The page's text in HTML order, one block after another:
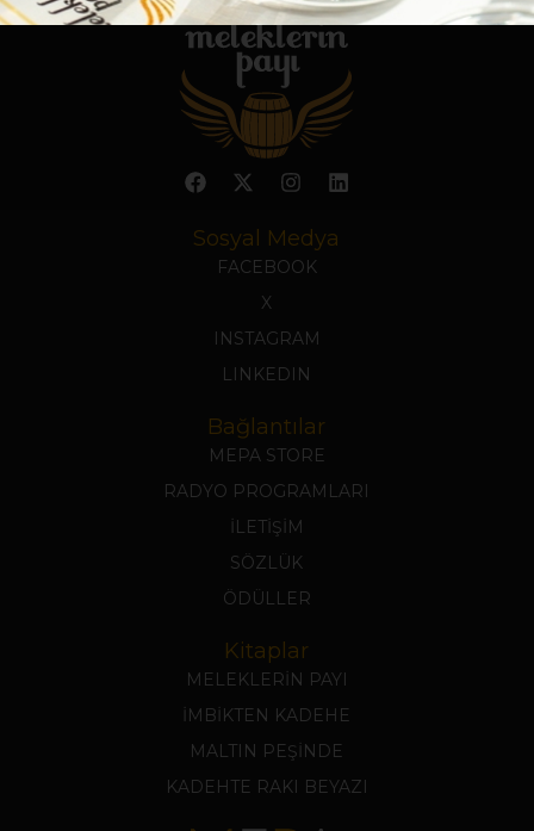
Sosyal Medya
FACEBOOK
X
INSTAGRAM
LINKEDIN
Bağlantılar
MEPA STORE
RADYO PROGRAMLARI
İLETİŞİM
SÖZLÜK
ÖDÜLLER
Kitaplar
MELEKLERİN PAYI
İMBİKTEN KADEHE
MALTIN PEŞİNDE
KADEHTE RAKI BEYAZI